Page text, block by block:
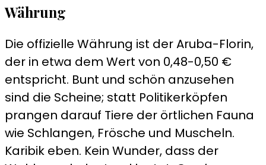
Währung
Die offizielle Währung ist der Aruba-Florin,
der in etwa dem Wert von 0,48-0,50 €
entspricht. Bunt und schön anzusehen
sind die Scheine; statt Politikerköpfen
prangen darauf Tiere der örtlichen Fauna
wie Schlangen, Frösche und Muscheln.
Karibik eben. Kein Wunder, dass der